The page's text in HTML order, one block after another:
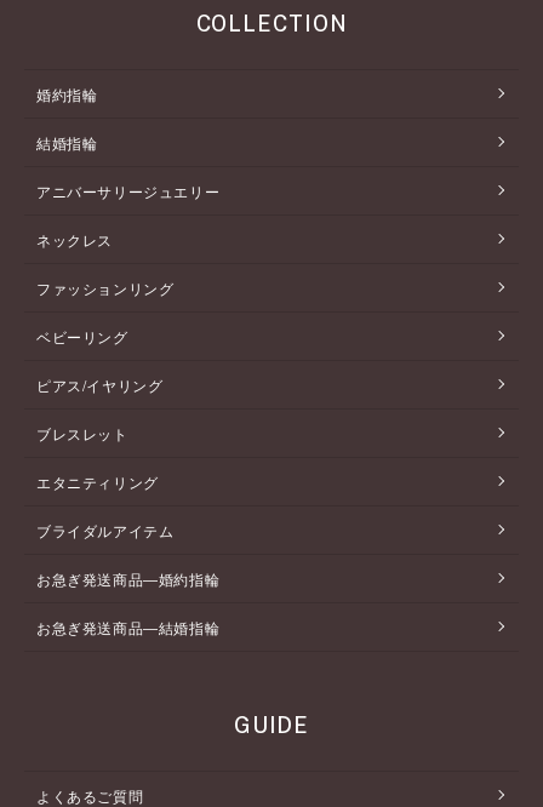
COLLECTION
婚約指輪
結婚指輪
アニバーサリージュエリー
ネックレス
ファッションリング
ベビーリング
ピアス/イヤリング
ブレスレット
エタニティリング
ブライダルアイテム
お急ぎ発送商品―婚約指輪
お急ぎ発送商品―結婚指輪
GUIDE
よくあるご質問